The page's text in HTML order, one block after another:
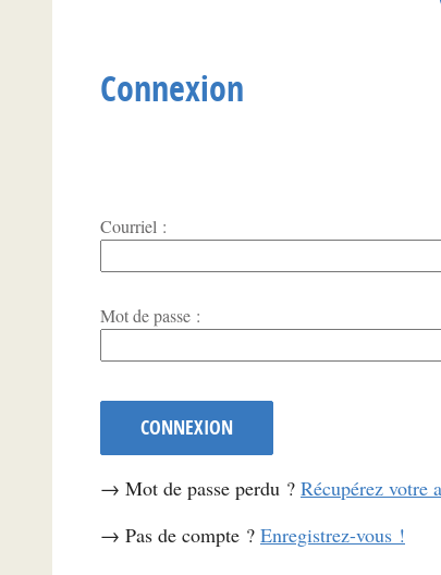
Connexion
Courriel :
Mot de passe :
CONNEXION
→ Mot de passe perdu ? Récupérez votre
→ Pas de compte ? Enregistrez-vous !